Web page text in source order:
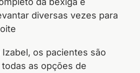
diversas vezes para
os pacientes são
as opções de